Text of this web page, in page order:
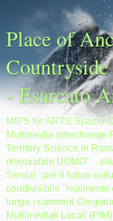
Place of
- Esarcato
MIPS for ARTS Spazio
Multimedia Interchange
Territory Science in
rinnovabile UOMO" ..
Servizi ..per il futuro
condivisibile "realmente
lungo i cammini
Multimediali Locali